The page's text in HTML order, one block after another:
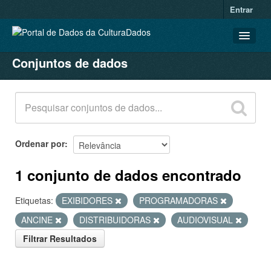
Entrar
CONJUNTOS DE DADOS
ORGANIZAÇÕES
GRUPOS
SOBRE
Conjuntos de dados
Ordenar por
1 conjunto de dados encontrado
Etiquetas: EXIBIDORES
PROGRAMADORAS
ANCINE
DISTRIBUIDORAS
AUDIOVISUAL
Filtrar Resultados